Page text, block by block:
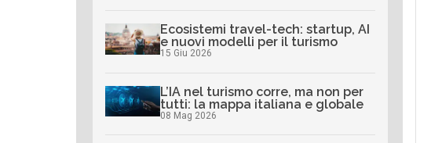
Ecosistemi travel-tech: startup, AI
e nuovi modelli per il turismo
15 Giu 2026
L’IA nel turismo corre, ma non per
tutti: la mappa italiana e globale
08 Mag 2026